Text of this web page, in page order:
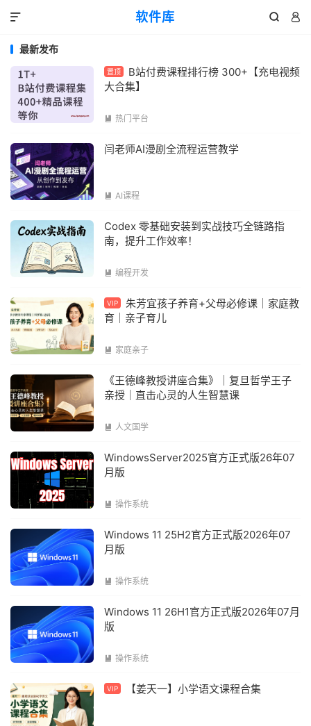
软件库  

最新发布
置顶
B站付费课程排行榜 300+【充电视频
大合集】
 热门平台
闫老师AI漫剧全流程运营教学
 AI课程
Codex 零基础安装到实战技巧全链路指
南，提升工作效率！
 编程开发
VIP
朱芳宜孩子养育+父母必修课｜家庭教
育｜亲子育儿
 家庭亲子
《王德峰教授讲座合集》｜复旦哲学王子
亲授｜直击心灵的人生智慧课
 人文国学
WindowsServer2025官方正式版26年07
月版
 操作系统
Windows 11 25H2官方正式版2026年07
月版
 操作系统
Windows 11 26H1官方正式版2026年07月
版
 操作系统
VIP 【姜天一】小学语文课程合集